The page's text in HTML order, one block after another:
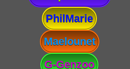
PhilMarie
Maelounet
G-Genzoo